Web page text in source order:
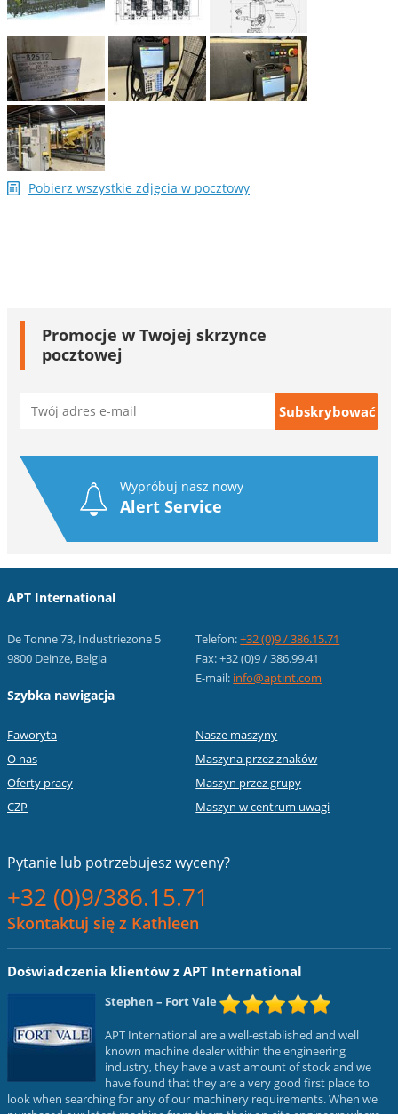
Pobierz wszystkie zdjęcia w pocztowy
Promocje w Twojej skrzynce
pocztowej
Wypróbuj nasz nowy
Alert Service
APT International
De Tonne 73, Industriezone 5
9800 Deinze, Belgia
Telefon:+32 (0)9 / 386.15.71
Fax: +32 (0)9 / 386.99.41
E-mail: info@aptint.com
Szybka nawigacja
Faworyta
O nas
Oferty pracy
CZP
Nasze maszyny
Maszyna przez znaków
Maszyn przez grupy
Maszyn w centrum uwagi
Pytanie lub potrzebujesz wyceny?
+32 (0)9/386.15.71
Skontaktuj się z Kathleen
Doświadczenia klientów z APT International
Stephen – Fort Vale
APT International are a well-established and well
known machine dealer within the engineering
industry, they have a vast amount of stock and we
have found that they are a very good first place to
look when searching for any of our machinery requirements. When we